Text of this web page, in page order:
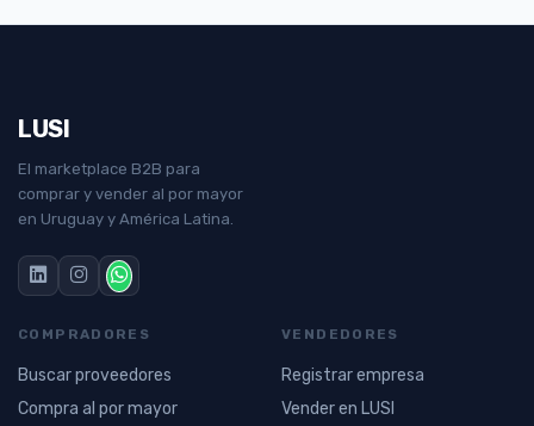
LUSI
El marketplace B2B para
comprar y vender al por mayor
en Uruguay y América Latina.
COMPRADORES
Buscar proveedores
Compra al por mayor
VENDEDORES
Registrar empresa
Vender en LUSI